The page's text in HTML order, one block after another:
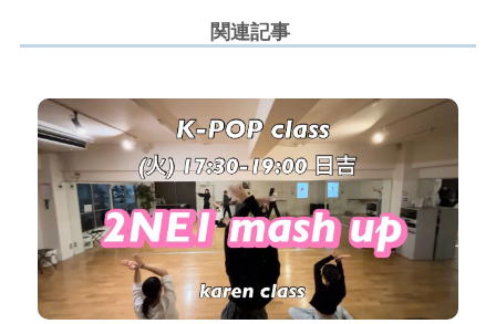
関連記事